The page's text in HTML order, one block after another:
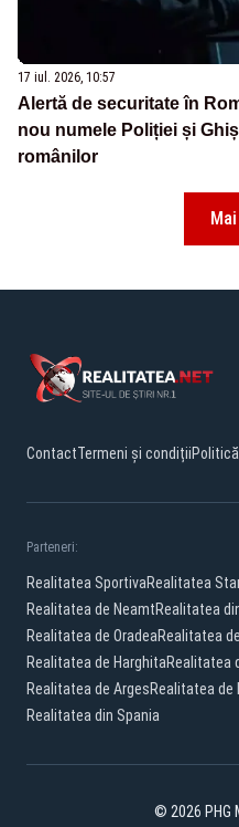
17 iul. 2026, 10:57
Alertă de securitate în
nou numele Poliției și
românilor
ContactTermeni și condiții
Parteneri:
Realitatea SportivaRealitatea
Realitatea de NeamtRealitatea
Realitatea de OradeaRealitatea
Realitatea de HarghitaRealitatea
Realitatea de ArgesRealitatea de
Realitatea din Spania
© 2026 PHG